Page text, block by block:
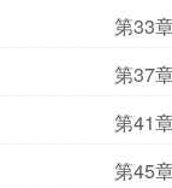
第33
第37
第41
第45